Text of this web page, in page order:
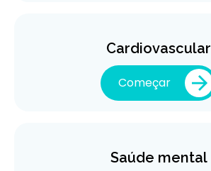
Cardiovascular
Começar
Saúde mental